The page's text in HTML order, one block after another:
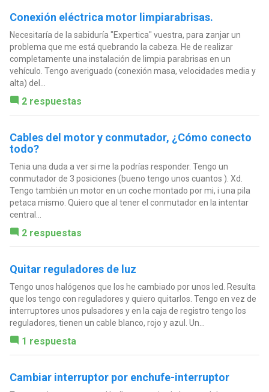
Conexión eléctrica motor limpiarabrisas.
Necesitaría de la sabiduría "Expertica" vuestra, para zanjar un
problema que me está quebrando la cabeza. He de realizar
completamente una instalación de limpia parabrisas en un
vehículo. Tengo averiguado (conexión masa, velocidades media y
alta) del...
2 respuestas
Cables del motor y conmutador, ¿Cómo conecto
todo?
Tenia una duda a ver si me la podrías responder. Tengo un
conmutador de 3 posiciones (bueno tengo unos cuantos ). Xd.
Tengo también un motor en un coche montado por mi, i una pila
petaca mismo. Quiero que al tener el conmutador en la intentar
central...
2 respuestas
Quitar reguladores de luz
Tengo unos halógenos que los he cambiado por unos led. Resulta
que los tengo con reguladores y quiero quitarlos. Tengo en vez de
interruptores unos pulsadores y en la caja de registro tengo los
reguladores, tienen un cable blanco, rojo y azul. Un...
1 respuesta
Cambiar interruptor por enchufe-interruptor